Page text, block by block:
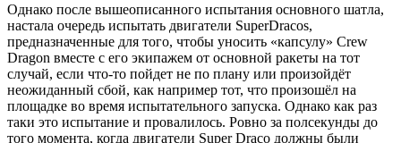
Однако после вышеописанного испытания основного шатла,
настала очередь испытать двигатели SuperDracos,
предназначенные для того, чтобы уносить «капсулу» Crew
Dragon вместе с его экипажем от основной ракеты на тот
случай, если что-то пойдет не по плану или произойдёт
неожиданный сбой, как например тот, что произошёл на
площадке во время испытательного запуска. Однако как раз
таки это испытание и провалилось. Ровно за полсекунды до
того момента, когда двигатели Super Draco должны были